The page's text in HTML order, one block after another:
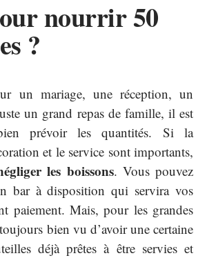
nourrir 50
?
un mariage, une réception, un
un grand repas de famille, il est
prévoir les quantités. Si la
et le service sont importants,
les boissons. Vous pouvez
bar à disposition qui servira vos
paiement. Mais, pour les grandes
bien vu d’avoir une certaine
déjà prêtes à être servies et